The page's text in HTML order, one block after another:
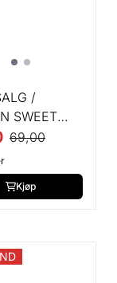
/
SWEET
SAUCE -
69,00
Kjøp